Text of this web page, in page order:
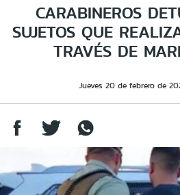
CARABINEROS
SUJETOS QUE
TRAVÉS DE
Jueves 20 de febrero de